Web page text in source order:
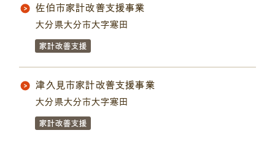
佐伯市家計改善支援事業
大分県大分市大字寒田
家計改善支援
津久見市家計改善支援事業
大分県大分市大字寒田
家計改善支援